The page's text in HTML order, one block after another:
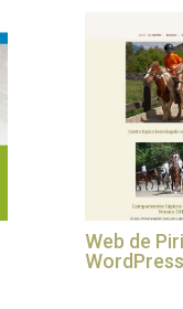
Web de
WordPress